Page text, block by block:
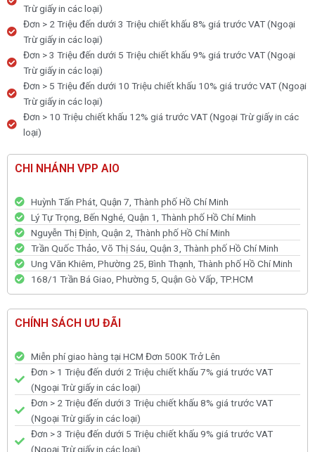
Trừ giấy in các loại)
Đơn > 2 Triệu đến dưới 3 Triệu chiết khấu 8% giá trước VAT (Ngoại
Trừ giấy in các loại)
Đơn > 3 Triệu đến dưới 5 Triệu chiết khấu 9% giá trước VAT (Ngoại
Trừ giấy in các loại)
Đơn > 5 Triệu đến dưới 10 Triệu chiết khấu 10% giá trước VAT (Ngoại
Trừ giấy in các loại)
Đơn > 10 Triệu chiết khấu 12% giá trước VAT (Ngoại Trừ giấy in các
loại)
CHI NHÁNH VPP AIO
Huỳnh Tấn Phát, Quận 7, Thành phố Hồ Chí Minh
Lý Tự Trọng, Bến Nghé, Quận 1, Thành phố Hồ Chí Minh
Nguyễn Thị Định, Quận 2, Thành phố Hồ Chí Minh
Trần Quốc Thảo, Võ Thị Sáu, Quận 3, Thành phố Hồ Chí Minh
Ung Văn Khiêm, Phường 25, Bình Thạnh, Thành phố Hồ Chí Minh
168/1 Trần Bá Giao, Phường 5, Quận Gò Vấp, TP.HCM
CHÍNH SÁCH ƯU ĐÃI
Miễn phí giao hàng tại HCM Đơn 500K Trở Lên
Đơn > 1 Triệu đến dưới 2 Triệu chiết khấu 7% giá trước VAT
(Ngoại Trừ giấy in các loại)
Đơn > 2 Triệu đến dưới 3 Triệu chiết khấu 8% giá trước VAT
(Ngoại Trừ giấy in các loại)
Đơn > 3 Triệu đến dưới 5 Triệu chiết khấu 9% giá trước VAT
(Ngoại Trừ giấy in các loại)